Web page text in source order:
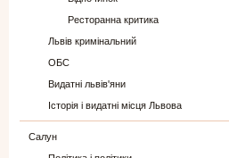
Ресторанна критика
Львів кримінальний
ОБС
Видатні львів'яни
Історія і видатні місця Львова
Салун